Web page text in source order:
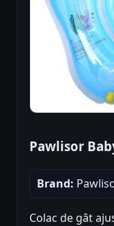
Pawlisor
Brand:
Colac de gât